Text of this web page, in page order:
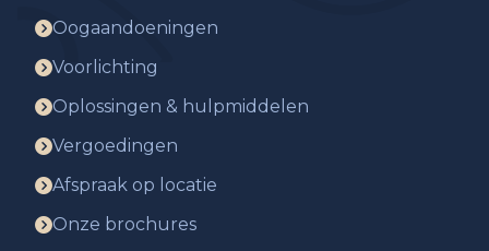
Oogaandoeningen
Voorlichting
Oplossingen & hulpmiddelen
Vergoedingen
Afspraak op locatie
Onze brochures